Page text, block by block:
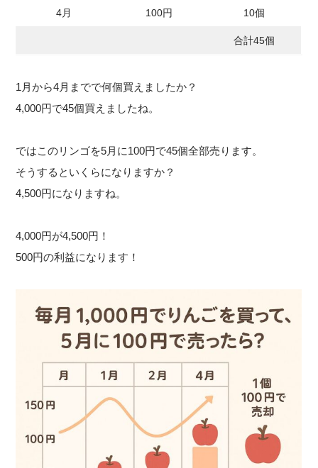
4月 100円 10個
合計45個
1月から4月までで何個買えましたか？
4,000円で45個買えましたね。
ではこのリンゴを5月に100円で45個全部売ります。
そうするといくらになりますか？
4,500円になりますね。
4,000円が4,500円！
500円の利益になります！